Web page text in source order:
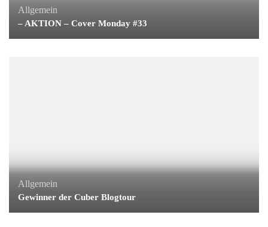
Allgemein
– AKTION – Cover Monday #33
Allgemein
Gewinner der Cuber Blogtour